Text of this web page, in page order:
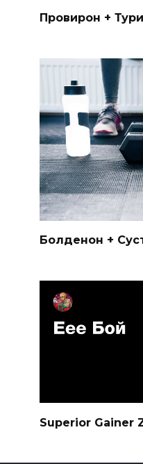
Провирон +
Болденон +
Superior Gainer